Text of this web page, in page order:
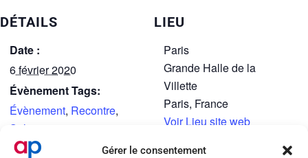
Gérer le consentement
DÉTAILS
Date :
6 février 2020
Évènement Tags:
Évènement, Recontre,
Salon
Site :
LIEU
Paris
Grande Halle de la
Villette
Paris, France
Voir Lieu site web